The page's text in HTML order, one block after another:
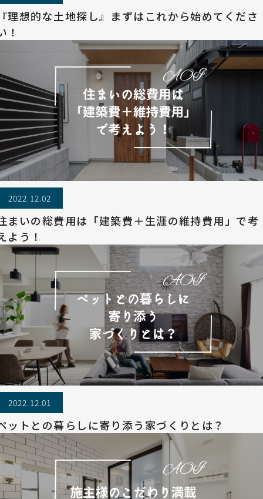
理想的な土地探し』まずはこれから始めてくださ
！
2022.12.02
まいの総費用は「建築費＋生涯の維持費用」で考
よう！
2022.12.01
ットとの暮らしに寄り添う家づくりとは？